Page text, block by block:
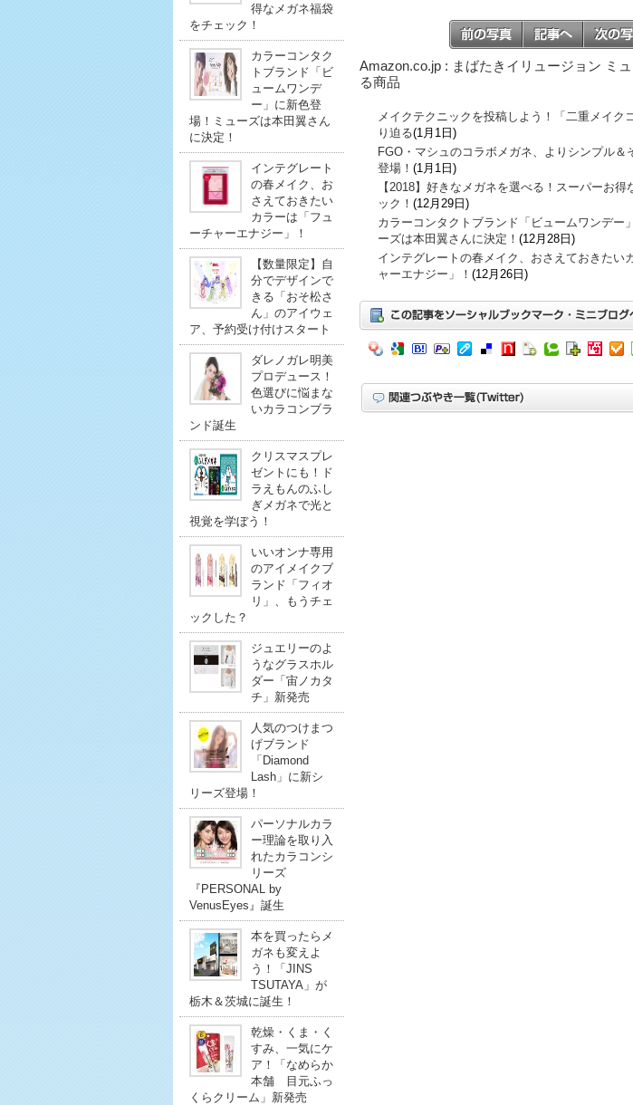
得なメガネ福袋
をチェック！
カラーコンタク
トブランド「ビ
ュームワンデ
ー」に新色登
場！ミューズは本田翼さん
に決定！
インテグレート
の春メイク、お
さえておきたい
カラーは「フュ
ーチャーエナジー」！
【数量限定】自
分でデザインで
きる「おそ松さ
ん」のアイウェ
ア、予約受け付けスタート
ダレノガレ明美
プロデュース！
色選びに悩まな
いカラコンブラ
ンド誕生
クリスマスプレ
ゼントにも！ド
ラえもんのふし
ぎメガネで光と
視覚を学ぼう！
いいオンナ専用
のアイメイクブ
ランド「フィオ
リ」、もうチェ
ックした？
ジュエリーのよ
うなグラスホル
ダー「宙ノカタ
チ」新発売
人気のつけまつ
げブランド
「Diamond
Lash」に新シ
リーズ登場！
パーソナルカラ
ー理論を取り入
れたカラコンシ
リーズ
『PERSONAL by
VenusEyes』誕生
本を買ったらメ
ガネも変えよ
う！「JINS
TSUTAYA」が
栃木＆茨城に誕生！
乾燥・くま・く
すみ、一気にケ
ア！「なめらか
本舗 目元ふっ
くらクリーム」新発売
Amazon.co.jp : まばたきイリュージョン ミ
る商品
メイクテクニックを投稿しよう！「二重メイク
り迫る(1月1日)
FGO・マシュのコラボメガネ、よりシンプル＆
登場！ (1月1日)
【2018】好きなメガネを選べる！スーパーお得
ック！ (12月29日)
カラーコンタクトブランド「ビュームワンデー
ーズは本田翼さんに決定！ (12月28日)
インテグレートの春メイク、おさえておきたい
ャーエナジー」！ (12月26日)